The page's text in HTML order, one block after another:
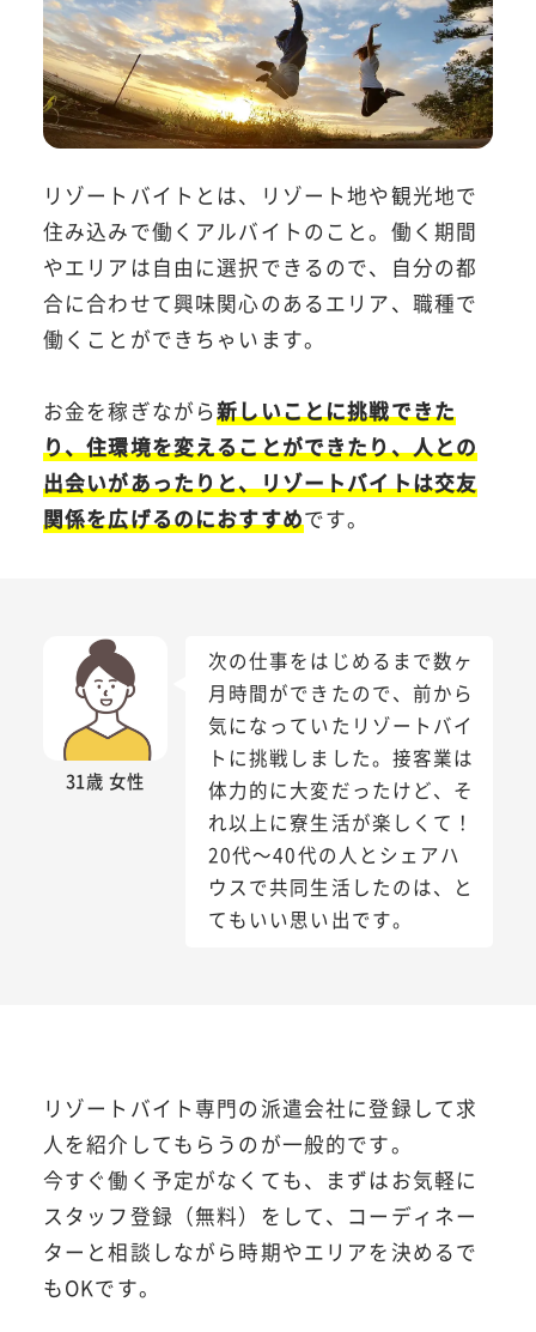
リゾートバイトとは、リゾート地や観光地で
住み込みで働くアルバイトのこと。働く期間
やエリアは自由に選択できるので、自分の都
合に合わせて興味関心のあるエリア、職種で
働くことができちゃいます。
お金を稼ぎながら新しいことに挑戦できた
り、住環境を変えることができたり、人との
出会いがあったりと、リゾートバイトは交友
関係を広げるのにおすすめです。
31歳 女性
次の仕事をはじめるまで数ヶ
月時間ができたので、前から
気になっていたリゾートバイ
トに挑戦しました。接客業は
体力的に大変だったけど、そ
れ以上に寮生活が楽しくて！
20代～40代の人とシェアハ
ウスで共同生活したのは、と
てもいい思い出です。
リゾートバイト専門の派遣会社に登録して求
人を紹介してもらうのが一般的です。
今すぐ働く予定がなくても、まずはお気軽に
スタッフ登録（無料）をして、コーディネー
ターと相談しながら時期やエリアを決めるで
もOKです。